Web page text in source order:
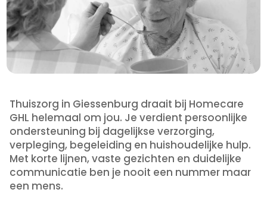
Thuiszorg in Giessenburg draait bij Homecare
GHL helemaal om jou. Je verdient persoonlijke
ondersteuning bij dagelijkse verzorging,
verpleging, begeleiding en huishoudelijke hulp.
Met korte lijnen, vaste gezichten en duidelijke
communicatie ben je nooit een nummer maar
een mens.